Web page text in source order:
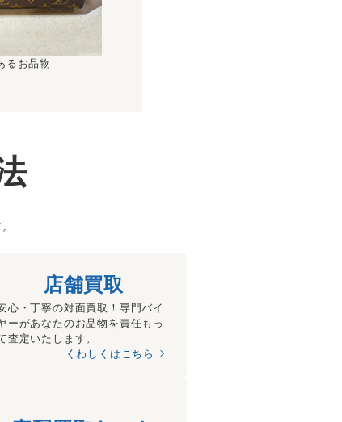
るお品物
店舗買取
心・丁寧の対面買取！専門バイ
ーがあなたのお品物を責任もっ
査定いたします。
くわしくはこちら